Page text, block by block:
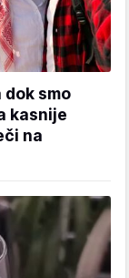
smo
kasnije
na